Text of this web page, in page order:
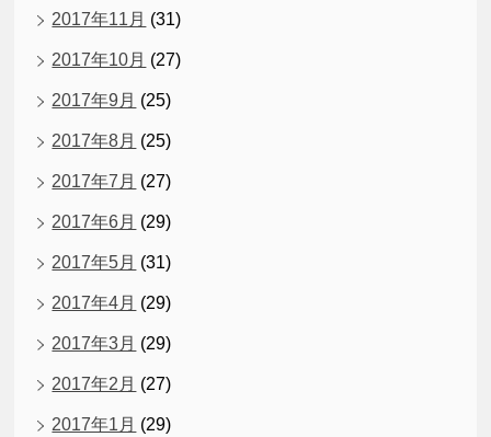
2017年11月 (31)
2017年10月 (27)
2017年9月 (25)
2017年8月 (25)
2017年7月 (27)
2017年6月 (29)
2017年5月 (31)
2017年4月 (29)
2017年3月 (29)
2017年2月 (27)
2017年1月 (29)